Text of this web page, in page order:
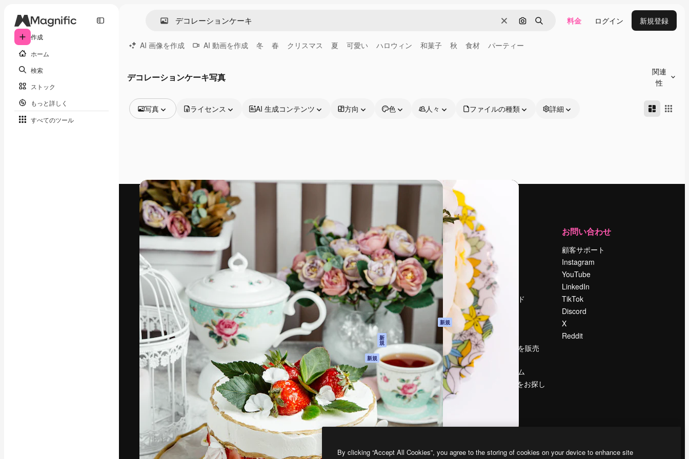
作成
ホーム
検索
ストック
もっと詳しく
すべてのツール
消去 画像で検索
検索 料金 ログイン 新規登録
AI 画像を作成 AI 動画を作成 冬 春 クリスマス 夏 可愛い ハロウィン 和菓子 秋 食材 パーティー
デコレーションケーキ写真
関連
性
写真
動画
映像素材
モーショングラフィックス
動画テンプレート
アイコン
3D モデル
フォント
ライセンス AI 生成コンテンツ 方向 色 人々 ファイルの種類 詳細
最高のクリエイティブ制作を導くためのプラ
ットフォーム。クリエイター、企業、代理
店、スタジオを含む100万人以上が利用して
います。
製品
Spaces
AI アシスタント
AI 画像生成ツール
AI 動画生成ツール
AI 音声合成ツール
ストックコンテン
ツ
Claude/ChatGPT
向けMCP
新
規
エージェント 新規
API
モバイルアプリ
すべてのMagnificツ
ール
はじめに
Academy
ドキュメント
サポート
利用規約
プライバシーポリ
シー
オリジナル 新規
クッキーポリシー
トラストセンター
アフィリエイト
法人向け
運営
料金
会社概要
Reviews
採用情報
検索トレンド
ブログ
イベント
Slidesgo
コンテンツを販売
する
プレスルーム
magnific.aiをお探し
お問い合わせ
顧客サポート
Instagram
YouTube
LinkedIn
TikTok
Discord
X
Reddit
Copyright © 2010- Freepik Company S.L.U.
By clicking “Accept All Cookies”, you agree to the storing of cookies on your device to enhance site